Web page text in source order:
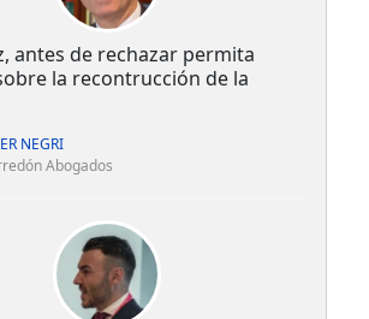
antes de rechazar permita
la recontrucción de la
NEGRI
Abogados